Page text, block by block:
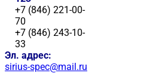
+7 (846) 221-00-
70
+7 (846) 243-10-
33
Эл. адрес:
sirius-spec@mail.ru